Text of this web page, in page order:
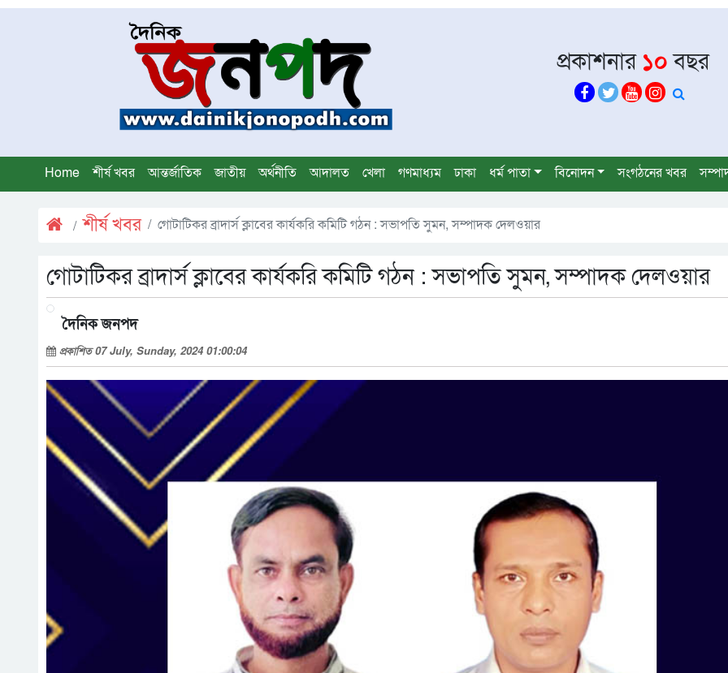
প্রকাশনার ১০বছর
Home শীর্ষ খবর আন্তর্জাতিক জাতীয় অর্থনীতি আদালত খেলা গণমাধ্যম ঢাকা ধর্ম পাতা বিনোদন সংগঠনের খবর
শীর্ষ খবর গোটাটিকর ব্রাদার্স ক্লাবের কার্যকরি কমিটি গঠন : সভাপতি সুমন, সম্পাদক দেলওয়ার
গোটাটিকর ব্রাদার্স ক্লাবের কার্যকরি কমিটি গঠন : সভাপতি সুমন, সম্পাদক দেলওয়ার
দৈনিক জনপদ
প্রকাশিত 07 July, Sunday, 2024 01:00:04